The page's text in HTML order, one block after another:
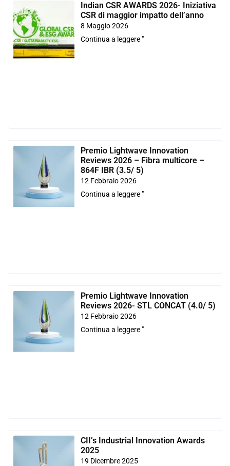
Indian CSR AWARDS 2026- Iniziativa
CSR di maggior impatto dell’anno
8 Maggio 2026
Continua a leggere "
Premio Lightwave Innovation
Reviews 2026 – Fibra multicore –
864F IBR (3.5/ 5)
12 Febbraio 2026
Continua a leggere "
Premio Lightwave Innovation
Reviews 2026- STL CONCAT (4.0/ 5)
12 Febbraio 2026
Continua a leggere "
CII’s Industrial Innovation Awards
2025
19 Dicembre 2025